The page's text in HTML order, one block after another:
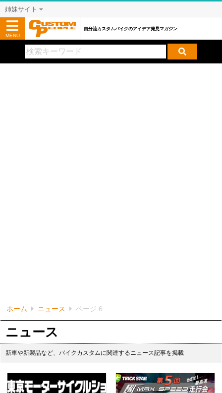
ホーム ニュース ページ 6
ニュース
新車や新製品など、バイクカスタムに関連するニュース記事を掲載
姉妹サイト
MENU
自分流カスタムバイクのアイデア発見マガジン